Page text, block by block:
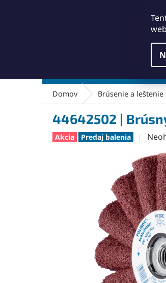
Domov Brúsenie a leštenie
44642502 |
Akcia Predaj balenia
je
0,0
z
5